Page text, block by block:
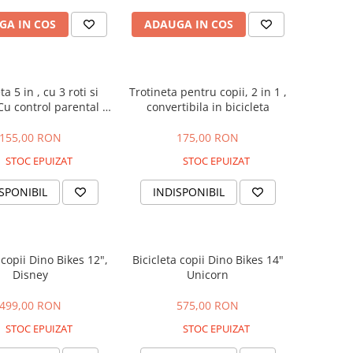
IN COS ADAUGA IN COS
5 in , cu 3 roti si
control parental si
ani
155,00 RON
STOC EPUIZAT
Trotineta pentru copii, 2 in 1 ,
convertibila in bicicleta
175,00 RON
STOC EPUIZAT
INDISPONIBIL
Dino Bikes 12",
Disney
499,00 RON
STOC EPUIZAT
Bicicleta copii Dino Bikes 14"
Unicorn
575,00 RON
STOC EPUIZAT